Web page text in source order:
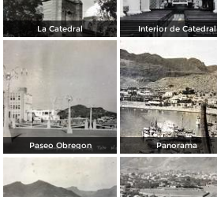
La Catedral Interior de Catedral
Paseo Obregon Panorama